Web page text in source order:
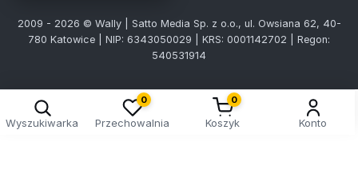
2009 - 2026 © Wally | Satto Media Sp. z o.o., ul. Owsiana 62, 40-
780 Katowice | NIP: 6343050029 | KRS: 0001142702 | Regon:
540531914
Wyszukiwarka
0
Przechowalnia
0
Koszyk Konto